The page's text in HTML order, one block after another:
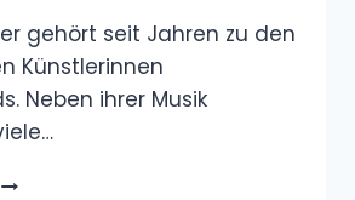
gehört seit Jahren zu den
Künstlerinnen
Neben ihrer Musik